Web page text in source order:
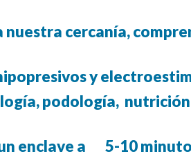
cercanía,
y
podología,
enclave a 5-10